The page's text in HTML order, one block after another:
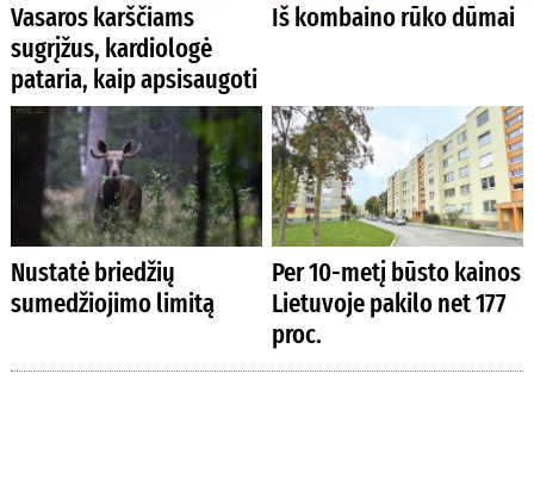
Vasaros karščiams
sugrįžus, kardiologė
pataria, kaip apsisaugoti
Iš kombaino rūko dūmai
Nustatė briedžių
sumedžiojimo limitą
Per 10-metį būsto kainos
Lietuvoje pakilo net 177
proc.